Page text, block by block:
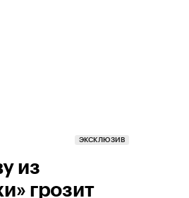
ЭКСКЛЮЗИВ
из
грозит